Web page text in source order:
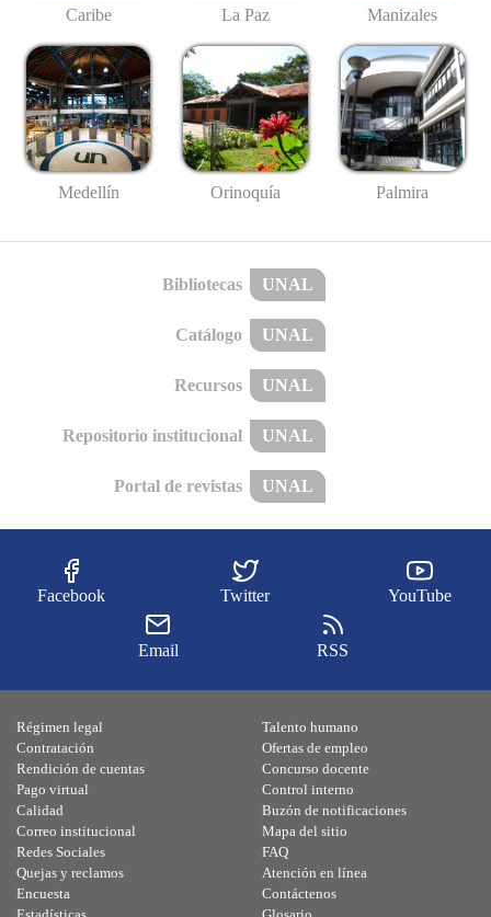
Caribe La Paz Manizales
Medellín Orinoquía Palmira
Bibliotecas UNAL
Catálogo UNAL
Recursos UNAL
Repositorio institucional UNAL
Portal de revistas UNAL
Facebook Twitter YouTube
Email RSS
Régimen legal
Contratación
Rendición de cuentas
Pago virtual
Calidad
Talento humano
Ofertas de empleo
Concurso docente
Control interno
Buzón de notificaciones
Correo institucional
Redes Sociales
Quejas y reclamos
Encuesta
Mapa del sitio
FAQ
Atención en línea
Contáctenos